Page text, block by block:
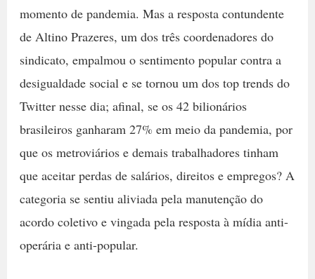
momento de pandemia. Mas a resposta contundente
de Altino Prazeres, um dos três coordenadores do
sindicato, empalmou o sentimento popular contra a
desigualdade social e se tornou um dos top trends do
Twitter nesse dia; afinal, se os 42 bilionários
brasileiros ganharam 27% em meio da pandemia, por
que os metroviários e demais trabalhadores tinham
que aceitar perdas de salários, direitos e empregos? A
categoria se sentiu aliviada pela manutenção do
acordo coletivo e vingada pela resposta à mídia anti-
operária e anti-popular.